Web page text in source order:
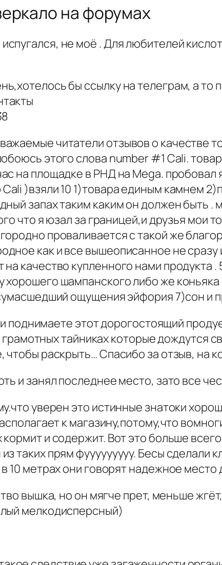
на форумах
не моё . Для любителей
бы ссылку на телеграм, а
читатели отзывов о качестве
этого слова number #1 Cali.
на площадке в РНД на Mega. пробовал
)взяли 10 1)товара единым камнем
запах таким каким он должен быть .
что я юзал за границей,и друзья мои
проваливается с такой же
как и все вышеописанное не сразу
качество купленного нами продукта
хорошего шампанского либо же
ощущения эйфория 7)сон и
поднимаете этот дорогостоящий
грамотных тайниках которые дождутся
раскрыть… Спасибо за отзыв, на
и занял последнее место, зато все
уверен это истинные знатоки
к магазину,потому,что
и содержит. Вот это больше
таких прям фууууууууу. Бесы сделали
10 метрах они говорят надежное
вышка, но он мягче прет, меньше
мелкодисперсный)